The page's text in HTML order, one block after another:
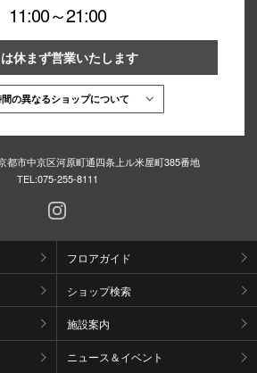
11:00～21:00
休まず営業いたします
の異なるショップについて
都市中京区河原町通四条上ル米屋町385番地
TEL:075-255-8111
フロアガイド
ショップ検索
施設案内
ニュース＆イベント